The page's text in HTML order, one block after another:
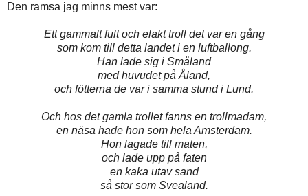
Den ramsa jag minns mest var:
Ett gammalt fult och elakt troll det var en gång
som kom till detta landet i en luftballong.
Han lade sig i Småland
med huvudet på Åland,
och fötterna de var i samma stund i Lund.
Och hos det gamla trollet fanns en trollmadam,
en näsa hade hon som hela Amsterdam.
Hon lagade till maten,
och lade upp på faten
en kaka utav sand
så stor som Svealand.